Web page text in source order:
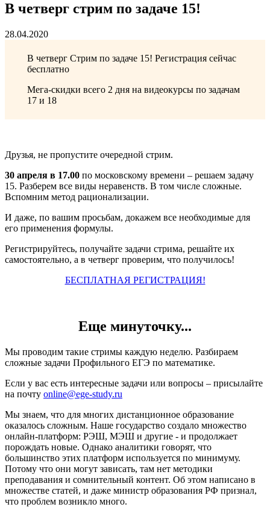
В четверг стрим по задаче 15!
28.04.2020
В четверг Стрим по задаче 15! Регистрация сейчас
бесплатно
Мега-скидки всего 2 дня на видеокурсы по задачам
17 и 18
Друзья, не пропустите очередной стрим.
30 апреля в 17.00 по московскому времени – решаем задачу
15. Разберем все виды неравенств. В том числе сложные.
Вспомним метод рационализации.
И даже, по вашим просьбам, докажем все необходимые для
его применения формулы.
Регистрируйтесь, получайте задачи стрима, решайте их
самостоятельно, а в четверг проверим, что получилось!
БЕСПЛАТНАЯ РЕГИСТРАЦИЯ!
Еще минуточку...
Мы проводим такие стримы каждую неделю. Разбираем
сложные задачи Профильного ЕГЭ по математике.
Если у вас есть интересные задачи или вопросы – присылайте
на почту online@ege-study.ru
Мы знаем, что для многих дистанционное образование
оказалось сложным. Наше государство создало множество
онлайн-платформ: РЭШ, МЭШ и другие - и продолжает
порождать новые. Однако аналитики говорят, что
большинство этих платформ используется по минимуму.
Потому что они могут зависать, там нет методики
преподавания и сомнительный контент. Об этом написано в
множестве статей, и даже министр образования РФ признал,
что проблем возникло много.